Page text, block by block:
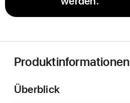
Produktinformationen
Überblick